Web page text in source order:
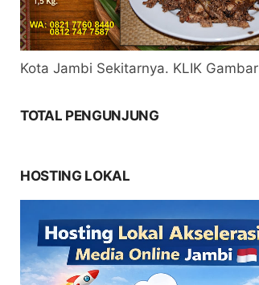
Kota Jambi Sekitarnya. KLIK Gambar
TOTAL PENGUNJUNG
HOSTING LOKAL